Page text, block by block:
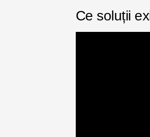
Ce soluții